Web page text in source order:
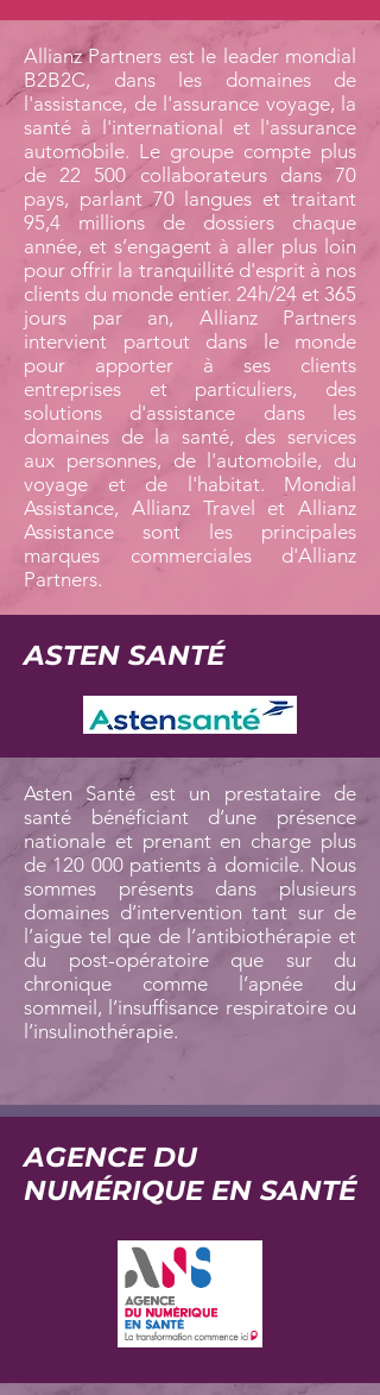
Allianz Partners est le leader mondial
B2B2C, dans les domaines de
l'assistance, de l'assurance voyage, la
santé à l'international et l'assurance
automobile. Le groupe compte plus
de 22 500 collaborateurs dans 70
pays, parlant 70 langues et traitant
95,4 millions de dossiers chaque
année, et s’engagent à aller plus loin
pour offrir la tranquillité d'esprit à nos
clients du monde entier. 24h/24 et 365
jours par an, Allianz Partners
intervient partout dans le monde
pour apporter à ses clients
entreprises et particuliers, des
solutions d'assistance dans les
domaines de la santé, des services
aux personnes, de l'automobile, du
voyage et de l'habitat. Mondial
Assistance, Allianz Travel et Allianz
Assistance sont les principales
marques commerciales d'Allianz
Partners.
ASTEN SANTÉ
Asten Santé est un prestataire de
santé bénéficiant d’une présence
nationale et prenant en charge plus
de 120 000 patients à domicile. Nous
sommes présents dans plusieurs
domaines d’intervention tant sur de
l’aigue tel que de l’antibiothérapie et
du post-opératoire que sur du
chronique comme l’apnée du
sommeil, l’insuffisance respiratoire ou
l’insulinothérapie.
AGENCE DU
NUMÉRIQUE EN SANTÉ